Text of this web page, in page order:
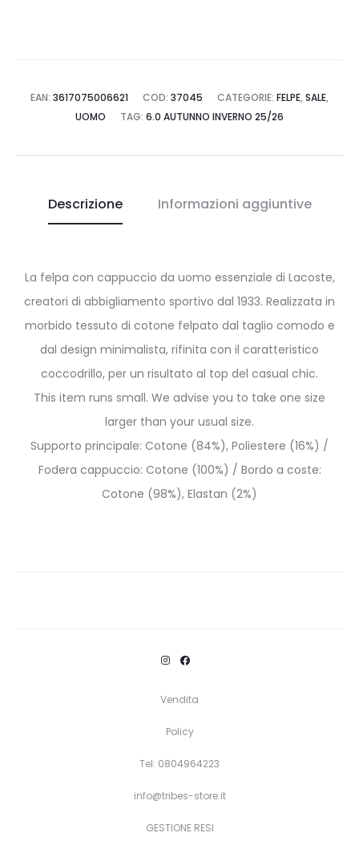
EAN: 3617075006621 COD: 37045 CATEGORIE: FELPE, SALE,
UOMO
TAG: 6.0 AUTUNNO INVERNO 25/26
Descrizione Informazioni aggiuntive
La felpa con cappuccio da uomo essenziale di Lacoste,
creatori di abbigliamento sportivo dal 1933. Realizzata in
morbido tessuto di cotone felpato dal taglio comodo e
dal design minimalista, rifinita con il caratteristico
coccodrillo, per un risultato al top del casual chic.
This item runs small. We advise you to take one size
larger than your usual size.
Supporto principale: Cotone (84%), Poliestere (16%) /
Fodera cappuccio: Cotone (100%) / Bordo a coste:
Cotone (98%), Elastan (2%)
Vendita
Policy
Tel: 0804964223
info@tribes-store.it
GESTIONE RESI